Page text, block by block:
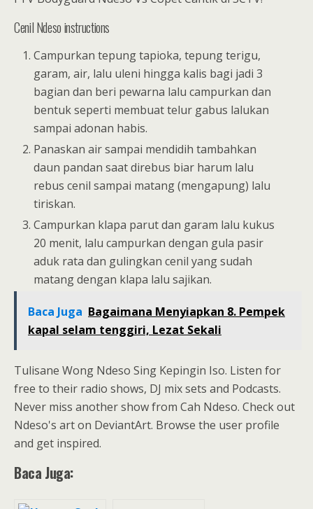
Cenil Ndeso instructions
Campurkan tepung tapioka, tepung terigu,
garam, air, lalu uleni hingga kalis bagi jadi 3
bagian dan beri pewarna lalu campurkan dan
bentuk seperti membuat telur gabus lalukan
sampai adonan habis.
Panaskan air sampai mendidih tambahkan
daun pandan saat direbus biar harum lalu
rebus cenil sampai matang (mengapung) lalu
tiriskan.
Campurkan klapa parut dan garam lalu kukus
20 menit, lalu campurkan dengan gula pasir
aduk rata dan gulingkan cenil yang sudah
matang dengan klapa lalu sajikan.
Baca Juga Bagaimana Menyiapkan 8. Pempek
kapal selam tenggiri, Lezat Sekali
Tulisane Wong Ndeso Sing Kepingin Iso. Listen for
free to their radio shows, DJ mix sets and Podcasts.
Never miss another show from Cah Ndeso. Check out
Ndeso's art on DeviantArt. Browse the user profile
and get inspired.
Baca Juga: